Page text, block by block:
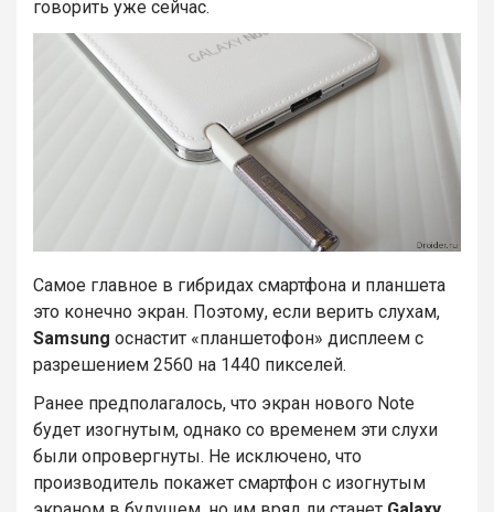
говорить уже сейчас.
Самое главное в гибридах смартфона и планшета
это конечно экран. Поэтому, если верить слухам,
Samsung оснастит «планшетофон» дисплеем с
разрешением 2560 на 1440 пикселей.
Ранее предполагалось, что экран нового Note
будет изогнутым, однако со временем эти слухи
были опровергнуты. Не исключено, что
производитель покажет смартфон с изогнутым